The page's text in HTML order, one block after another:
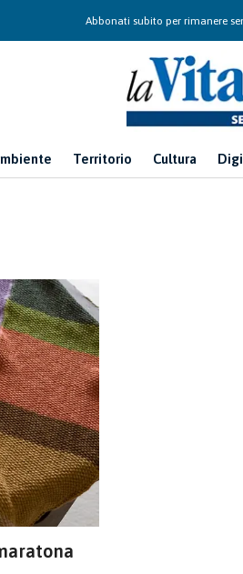
Abbonati subito per rimanere
Territorio Cultura